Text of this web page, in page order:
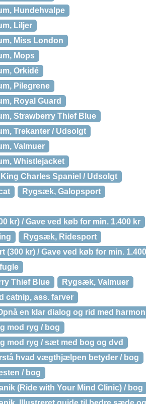
Hundehvalpe
Liljer
Miss London
Mops
Orkidé
Pilegrene
Royal Guard
Strawberry Thief Blue
Trekanter / Udsolgt
Valmuer
Whistlejacket
Charles Spaniel / Udsolgt
Rygsæk, Galopsport
kr) / Gave ved køb for min. 1.400 kr
Rygsæk, Ridesport
(300 kr) / Gave ved køb for min.
Thief Blue
Rygsæk, Valmuer
catnip, ass. farver
en klar dialog og rid med
mod ryg / bog
mod ryg / sæt med bog og dvd
hvad vægthjælpen betyder / bog
/ bog
(Ride with Your Mind Clinic) / bog